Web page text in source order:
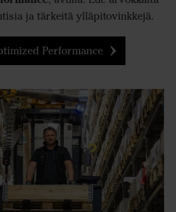
ja tärkeitä ylläpitovinkkejä.
Performance